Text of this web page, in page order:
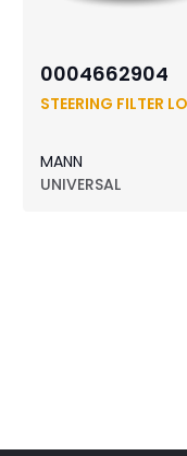
0004662904
STEERING FILTER
MANN
UNIVERSAL